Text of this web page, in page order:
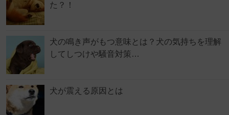
た？！
犬の鳴き声がもつ意味とは？犬の気持ちを理解
してしつけや騒音対策…
犬が震える原因とは